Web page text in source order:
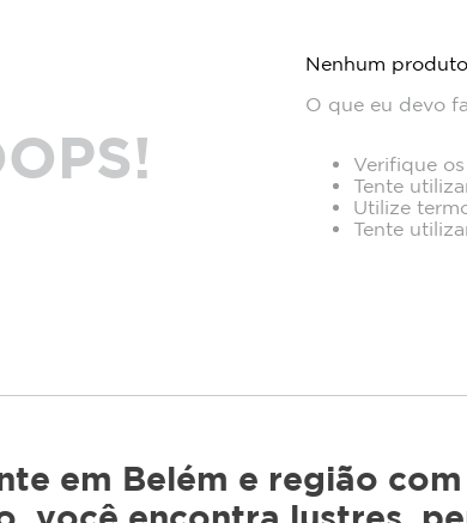
Nenhum
O que eu devo
Verifique
Tente
Utilize
Tente
em Belém e região